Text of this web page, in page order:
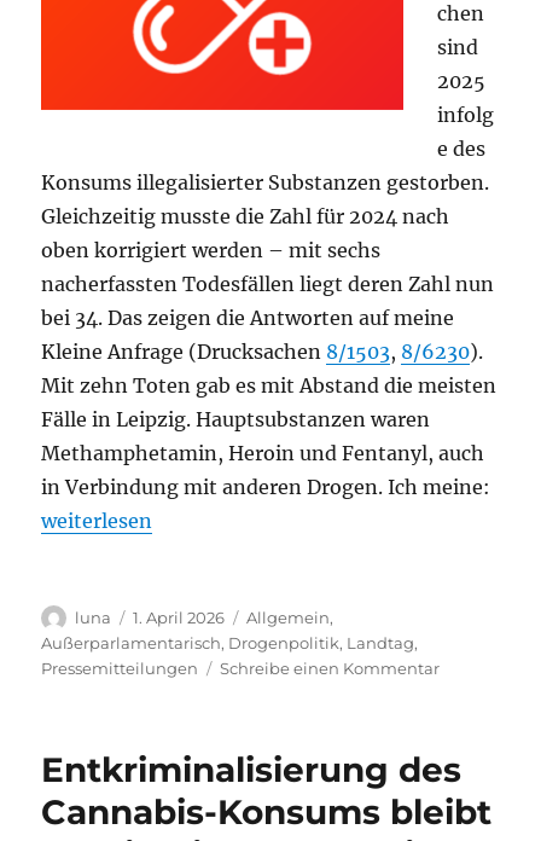
chen
sind
2025
infolg
e des
Konsums illegalisierter Substanzen gestorben.
Gleichzeitig musste die Zahl für 2024 nach
oben korrigiert werden – mit sechs
nacherfassten Todesfällen liegt deren Zahl nun
bei 34. Das zeigen die Antworten auf meine
Kleine Anfrage (Drucksachen 8/1503, 8/6230).
Mit zehn Toten gab es mit Abstand die meisten
Fälle in Leipzig. Hauptsubstanzen waren
Methamphetamin, Heroin und Fentanyl, auch
in Verbindung mit anderen Drogen. Ich meine:
„Weiter viele Drogentote – Drogenkonsumraum
weiterlesen
Autor
luna
Veröffentlicht
am
1. April 2026 Kategorien
Allgemein,
Außerparlamentarisch, Drogenpolitik, Landtag,
Pressemitteilungen
Schreibe einen Kommentarzu
–
in
Entkriminalisierung des
Cannabis-Konsums bleibt